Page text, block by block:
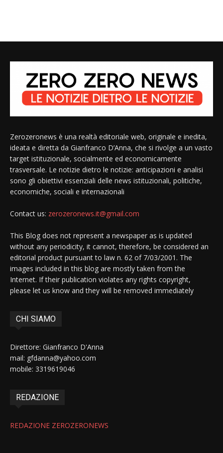
Zerozeronews è una realtà editoriale web, originale e inedita,
ideata e diretta da Gianfranco D’Anna, che si rivolge a un vasto
target istituzionale, socialmente ed economicamente
trasversale. Le notizie dietro le notizie: anticipazioni e analisi
sono gli obiettivi essenziali delle news istituzionali, politiche,
economiche, sociali e internazionali
Contact us: zerozeronews.it@gmail.com
This Blog does not represent a newspaper as is updated
without any periodicity, it cannot, therefore, be considered an
editorial product pursuant to law n. 62 of 7/03/2001. The
images included in this blog are mostly taken from the
Internet. If their publication violates any rights copyright,
please let us know and they will be removed immediately
CHI SIAMO
Direttore: Gianfranco D'Anna
mail: gfdanna@yahoo.com
mobile: 3319619046
REDAZIONE
REDAZIONE ZEROZERONEWS